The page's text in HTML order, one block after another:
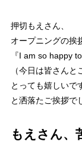
押切もえさん、
オープニングの挨
『I am so happy
（今日は皆さんと
とっても嬉しいで
と洒落たご挨拶で
もえさん、